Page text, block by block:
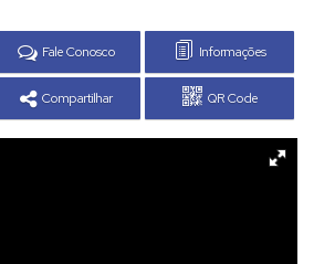
Fale Conosco Informações
Compartilhar QR Code